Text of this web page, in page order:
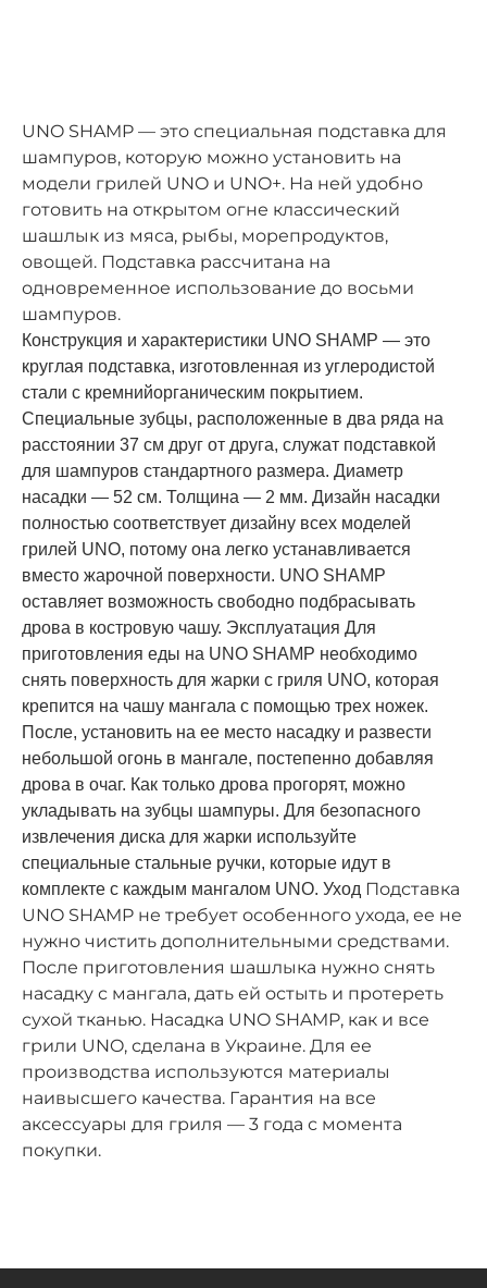
UNO SHAMP — это специальная подставка для
шампуров, которую можно установить на
модели грилей UNO и UNO+. На ней удобно
готовить на открытом огне классический
шашлык из мяса, рыбы, морепродуктов,
овощей. Подставка рассчитана на
одновременное использование до восьми
шампуров.
Конструкция и характеристики UNO SHAMP — это
круглая подставка, изготовленная из углеродистой
стали с кремнийорганическим покрытием.
Специальные зубцы, расположенные в два ряда на
расстоянии 37 см друг от друга, служат подставкой
для шампуров стандартного размера. Диаметр
насадки — 52 см. Толщина — 2 мм. Дизайн насадки
полностью соответствует дизайну всех моделей
грилей UNO, потому она легко устанавливается
вместо жарочной поверхности. UNO SHAMP
оставляет возможность свободно подбрасывать
дрова в костровую чашу. Эксплуатация Для
приготовления еды на UNO SHAMP необходимо
снять поверхность для жарки с гриля UNO, которая
крепится на чашу мангала с помощью трех ножек.
После, установить на ее место насадку и развести
небольшой огонь в мангале, постепенно добавляя
дрова в очаг. Как только дрова прогорят, можно
укладывать на зубцы шампуры. Для безопасного
извлечения диска для жарки используйте
специальные стальные ручки, которые идут в
комплекте с каждым мангалом UNO. Уход Подставка
UNO SHAMP не требует особенного ухода, ее не
нужно чистить дополнительными средствами.
После приготовления шашлыка нужно снять
насадку с мангала, дать ей остыть и протереть
сухой тканью. Насадка UNO SHAMP, как и все
грили UNO, сделана в Украине. Для ее
производства используются материалы
наивысшего качества. Гарантия на все
аксессуары для гриля — 3 года с момента
покупки.